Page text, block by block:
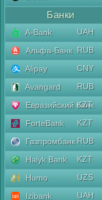
Банки
A-Bank
UAH
Альфа-Банк RUB
Alipay
CNY
Avangard
RUB
Евразийский банк
KZT
ForteBank
KZT
Газпромбанк RUB
Halyk Bank
KZT
Humo
UZS
Izibank
UAH